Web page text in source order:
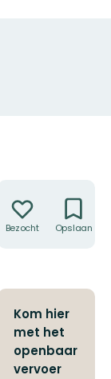
Bezocht Opslaan
Kom hier
met het
openbaar
vervoer